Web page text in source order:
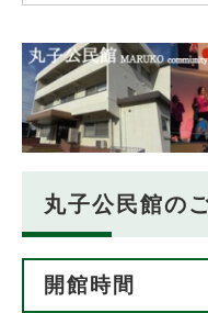
丸子公民館の
開館時間